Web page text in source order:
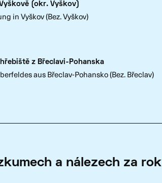
(okr. Vyškov)
in Vyškov (Bez. Vyškov)
z Břeclavi-Pohanska
aus Břeclav-Pohansko (Bez. Břeclav)
a nálezech za rok